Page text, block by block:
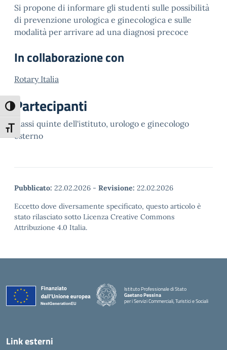
Attiva/disattiva alto contrasto
Attiva/disattiva dimensione testo
Si propone di informare gli studenti sulle possibilità
di prevenzione urologica e ginecologica e sulle
modalità per arrivare ad una diagnosi precoce
In collaborazione con
Rotary Italia
Partecipanti
classi quinte dell'istituto, urologo e ginecologo
esterno
Pubblicato: 22.02.2026 - Revisione: 22.02.2026
Eccetto dove diversamente specificato, questo articolo è
stato rilasciato sotto Licenza Creative Commons
Attribuzione 4.0 Italia.
Istituto Professionale di Stato
Gaetano Pessina
per i Servizi Commerciali, Turistici e Sociali
— Visita la pagina iniziale della scuola
Link esterni